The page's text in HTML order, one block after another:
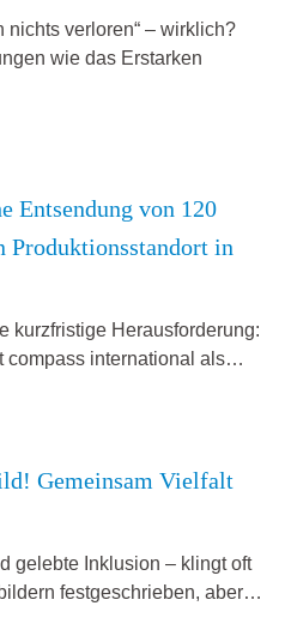
nichts verloren“ – wirklich?
wie das Erstarken
Entsendung von 120
Produktionsstandort in
kurzfristige Herausforderung:
compass international als…
Gemeinsam Vielfalt
gelebte Inklusion – klingt oft
festgeschrieben, aber…